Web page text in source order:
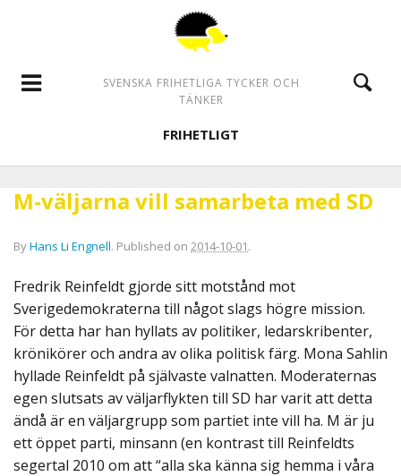
SVENSKA FRIHETLIGA TYCKER OCH
TÄNKER
FRIHETLIGT
M-väljarna vill samarbeta med SD
ByHans Li Engnell. Published on 2014-10-01.
Fredrik Reinfeldt gjorde sitt motstånd mot
Sverigedemokraterna till något slags högre mission.
För detta har han hyllats av politiker, ledarskribenter,
krönikörer och andra av olika politisk färg. Mona Sahlin
hyllade Reinfeldt på självaste valnatten. Moderaternas
egen slutsats av väljarflykten till SD har varit att detta
ändå är en väljargrupp som partiet inte vill ha. M är ju
ett öppet parti, minsann (en kontrast till Reinfeldts
segertal 2010 om att “alla ska känna sig hemma i våra